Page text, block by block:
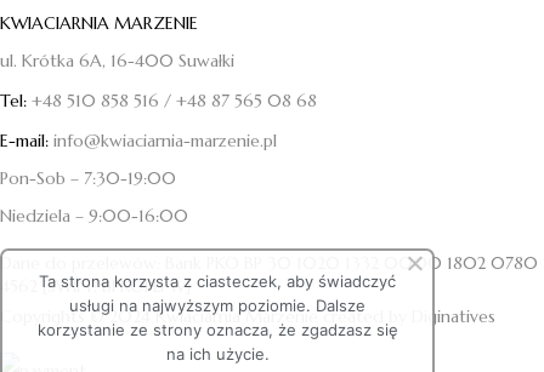
KWIACIARNIA MARZENIE
ul. Krótka 6A, 16-400 Suwałki
Tel: +48 510 858 516 / +48 87 565 08 68
E-mail: info@kwiaciarnia-marzenie.pl
Pon-Sob – 7:30-19:00
Niedziela – 9:00-16:00
Dane do przelewów:
Bank PKO BP 30 1020 1332 0000 1802 0780
4562 [SWIFT: BPKOPLPW]
Copyrights © 2024 Kwiaciarnia Marzenie created by
Diginatives
Ta strona korzysta z ciasteczek, aby świadczyć
usługi na najwyższym poziomie. Dalsze
korzystanie ze strony oznacza, że zgadzasz się
na ich użycie.